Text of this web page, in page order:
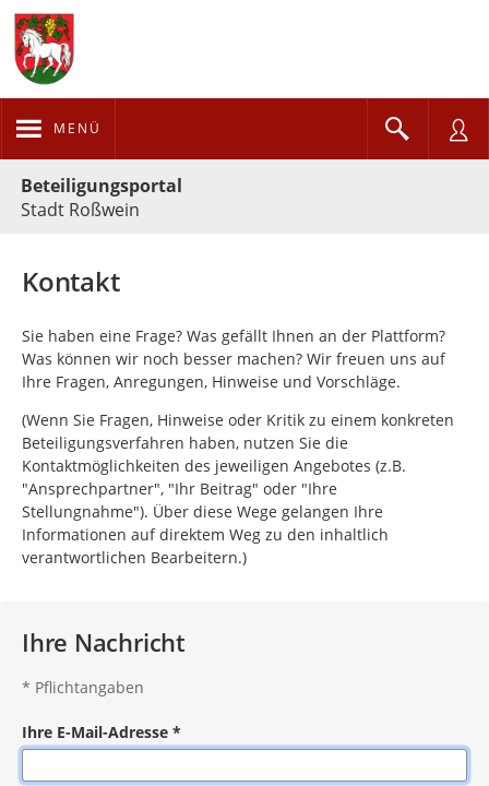
MENÜ
Beteiligungsportal
Stadt Roßwein
Kontakt
Sie haben eine Frage? Was gefällt Ihnen an der Plattform?
Was können wir noch besser machen? Wir freuen uns auf
Ihre Fragen, Anregungen, Hinweise und Vorschläge.
(Wenn Sie Fragen, Hinweise oder Kritik zu einem konkreten
Beteiligungsverfahren haben, nutzen Sie die
Kontaktmöglichkeiten des jeweiligen Angebotes (z.B.
"Ansprechpartner", "Ihr Beitrag" oder "Ihre
Stellungnahme"). Über diese Wege gelangen Ihre
Informationen auf direktem Weg zu den inhaltlich
verantwortlichen Bearbeitern.)
Ihre Nachricht
* Pflichtangaben
Ihre E-Mail-Adresse *